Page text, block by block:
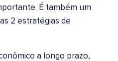
É também um
2 estratégias de
a longo prazo,